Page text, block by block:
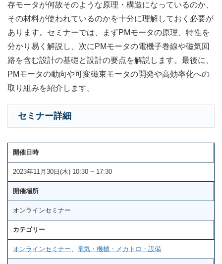
存モータが何故そのような原理・構造になっているのか、
その材料が使われているのかを十分に理解しておく必要が
あります。セミナーでは、まずPMモータの原理、特性を
分かり易く解説し、次にPMモータの電機子巻線や磁気回
路を含む設計の基礎と設計の要点を解説します。最後に、
PMモータの動向や可変磁束モータの開発や高効率化への
取り組みを紹介します。
セミナー詳細
開催日時
2023年11月30日(木) 10:30 ~ 17:30
開催場所
オンラインセミナー
カテゴリー
オンラインセミナー、 電気・機械・メカトロ・設備